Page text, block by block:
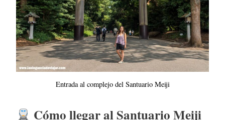
Entrada al complejo del Santuario Meiji
Cómo llegar al Santuario Meiji